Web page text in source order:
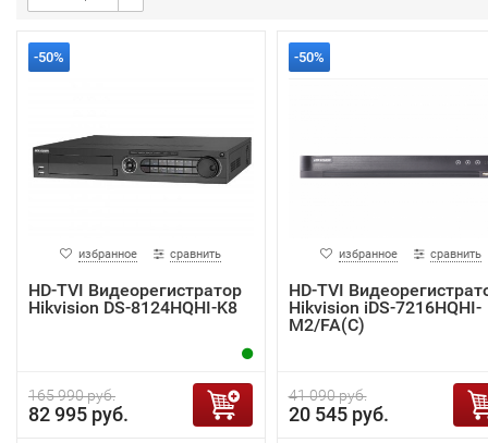
-50%
избранное сравнить
HD-TVI Видеорегистратор
Hikvision DS-8124HQHI-K8
165 990 руб.
82 995 руб.
-50%
избранное сравнить
HD-TVI
Hikvision iDS-7216HQHI-
M2/FA(C)
41 090 руб.
20 545 руб.